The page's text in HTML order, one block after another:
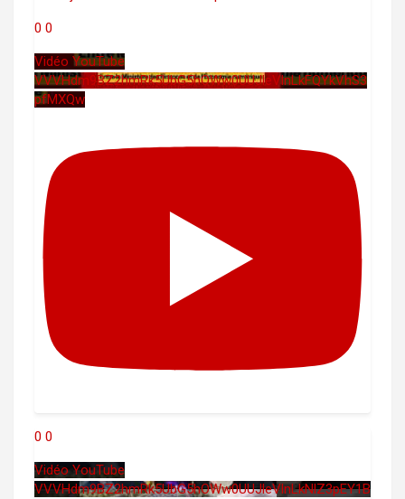
0 0
Vidéo YouTube
VVVHdm9BZ2hmRk5UbG5hOWw0UUJleVlnLkFQYkVhS3
pfMXQw
0 0
Vidéo YouTube
VVVHdm9BZ2hmRk5UbG5hOWw0UUJleVlnLkNlZ3pEY1B